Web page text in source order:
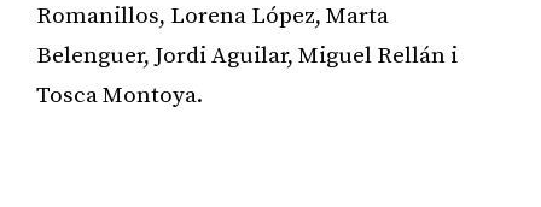
Romanillos, Lorena López, Marta
Belenguer, Jordi Aguilar, Miguel Rellán i
Tosca Montoya.